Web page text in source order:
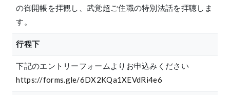
の御開帳を拝観し、武覚超ご住職の特別法話を拝聴しま
す。
行程下
下記のエントリーフォームよりお申込みください
https://forms.gle/6DX2KQa1XEVdRi4e6